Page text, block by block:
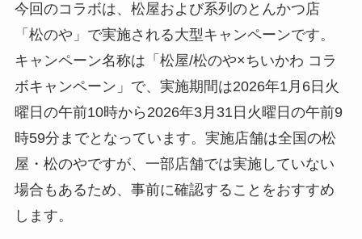
今回のコラボは、松屋および系列のとんかつ店
「松のや」で実施される大型キャンペーンです。
キャンペーン名称は「松屋/松のや×ちいかわ コラ
ボキャンペーン」で、実施期間は2026年1月6日火
曜日の午前10時から2026年3月31日火曜日の午前9
時59分までとなっています。実施店舗は全国の松
屋・松のやですが、一部店舗では実施していない
場合もあるため、事前に確認することをおすすめ
します。